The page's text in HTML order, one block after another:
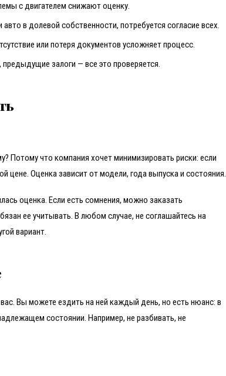
с двигателем снижают оценку.
в долевой собственности, потребуется согласие всех.
или потеря документов усложняет процесс.
залоги — все это проверяется.
Потому что компания хочет минимизировать риски: если
цене. Оценка зависит от модели, года выпуска и состояния.
оценка. Если есть сомнения, можно заказать
ее учитывать. В любом случае, не соглашайтесь на
вариант.
Вы можете ездить на ней каждый день, но есть нюанс: в
состоянии. Например, не разбивать, не